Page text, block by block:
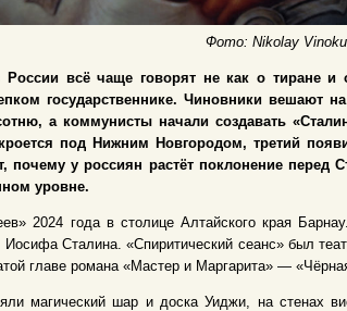
Фото: Nikolay
всё чаще говорят не как о тиране и
государственнике. Чиновники вешают
а коммунисты начали создавать
под Нижним Новгородом, третий
почему у россиян растёт поклонение
уровне.
2024 года в столице Алтайского края
Сталина. «Спиритический сеанс» был
главе романа «Мастер и Маргарита» —
магический шар и доска Уиджи, на стенах